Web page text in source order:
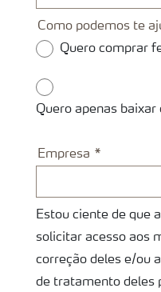
Como podemos te
Quero comprar
Quero apenas
Empresa
Estou ciente de que
solicitar acesso aos
correção deles e/ou
de tratamento deles